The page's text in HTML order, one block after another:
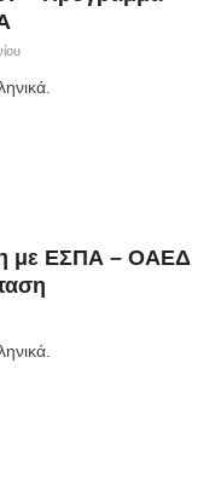
με ΕΣΠΑ – ΟΑΕΔ